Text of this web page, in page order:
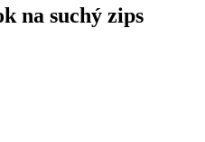
na suchý zips